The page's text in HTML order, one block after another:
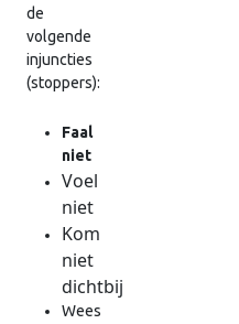
de
volgende
injuncties
(stoppers):
Faal
niet
Voel
niet
Kom
niet
dichtbij
Wees